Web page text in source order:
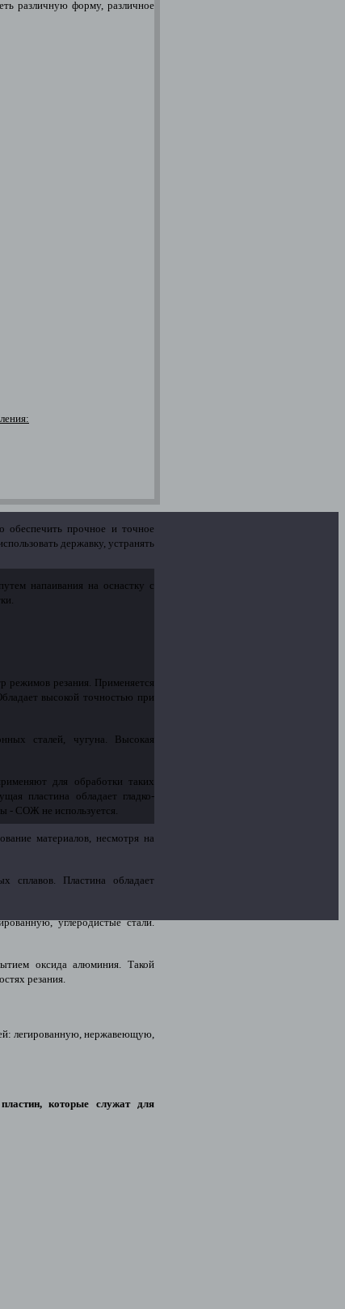
различную форму, различное
обеспечить прочное и точное
державку, устранять
напаивания на оснастку с
режимов резания. Применяется
высокой точностью при
сталей, чугуна. Высокая
для обработки таких
пластина обладает гладко-
- СОЖ не используется.
материалов, несмотря на
сплавов. Пластина обладает
углеродистые стали.
оксида алюминия. Такой
резания.
легированную, нержавеющую,
которые служат для